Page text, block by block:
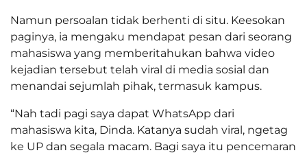
Namun persoalan tidak berhenti di situ. Keesokan
paginya, ia mengaku mendapat pesan dari seorang
mahasiswa yang memberitahukan bahwa video
kejadian tersebut telah viral di media sosial dan
menandai sejumlah pihak, termasuk kampus.
“Nah tadi pagi saya dapat WhatsApp dari
mahasiswa kita, Dinda. Katanya sudah viral, ngetag
ke UP dan segala macam. Bagi saya itu pencemaran